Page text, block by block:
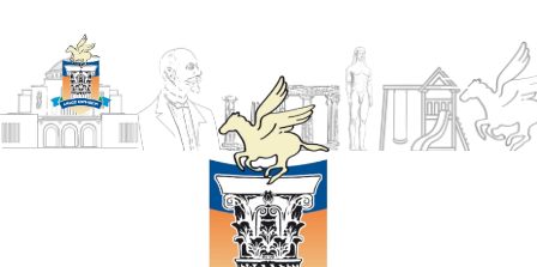
ΔΗΜΟΣ
ΚΟΡΙΝΘΙΩΝ